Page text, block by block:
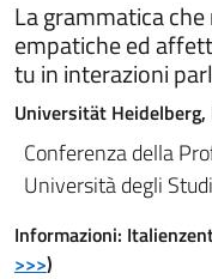
La grammatica
empatiche ed
tu in interazioni
Universität Heidelberg,
Conferenza della
Università degli
Informazioni:
>>>)